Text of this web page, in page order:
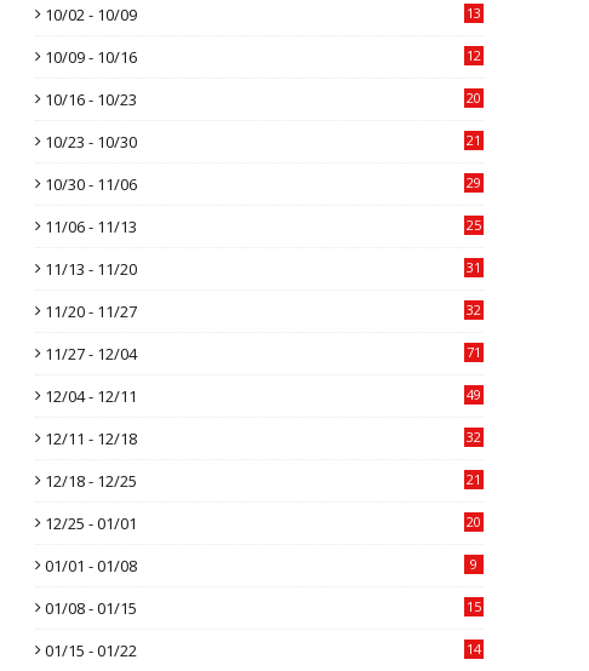
10/02 - 10/09 13
10/09 - 10/16 12
10/16 - 10/23 20
10/23 - 10/30 21
10/30 - 11/06 29
11/06 - 11/13 25
11/13 - 11/20 31
11/20 - 11/27 32
11/27 - 12/04 71
12/04 - 12/11 49
12/11 - 12/18 32
12/18 - 12/25 21
12/25 - 01/01 20
01/01 - 01/08 9
01/08 - 01/15 15
01/15 - 01/22 14